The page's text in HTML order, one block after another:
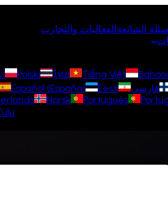
الشائعةالفعاليات والتجارب
Polski ไทย Tiếng Việt
Español (España) Eesti فارسی
Norsk Português